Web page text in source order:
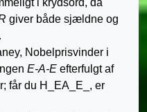
i krydsord, da
giver både sjældne og
Nobelprisvinder i
E-A-E efterfulgt af
får du H_EA_E_, er